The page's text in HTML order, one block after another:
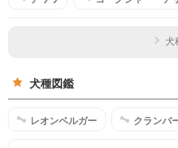
犬
犬種図鑑
レオンベルガー クランバ